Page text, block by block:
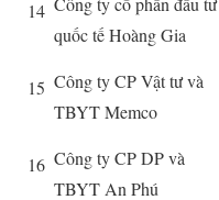
14
quốc tế Hoàng Gia
15 Công ty CP Vật tư và
TBYT Memco
16 Công ty CP DP và
TBYT An Phú